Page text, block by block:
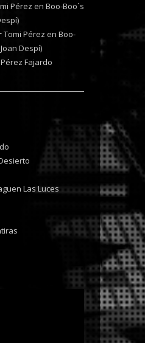
Pérez en Boo-Boo´s
Tomi Pérez en Boo-
Despí)
Fajardo
Las Luces